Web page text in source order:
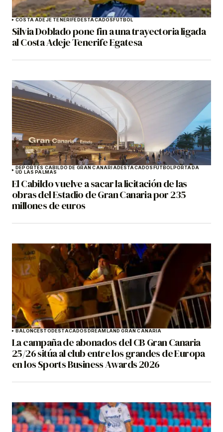
COSTA ADEJE TENERIFEDESTACADOSFÚTBOL
Silvia Doblado pone fin a una trayectoria ligada
al Costa Adeje Tenerife Egatesa
DEPORTES CABILDO DE GRAN CANARIADESTACADOSFÚTBOLPORTADA
UD LAS PALMAS
El Cabildo vuelve a sacar la licitación de las
obras del Estadio de Gran Canaria por 235
millones de euros
BALONCESTODESTACADOSDREAMLAND GRAN CANARIA
La campaña de abonados del CB Gran Canaria
25/26 sitúa al club entre los grandes de Europa
en los Sports Business Awards 2026